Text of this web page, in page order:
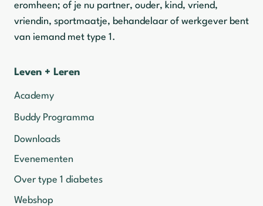
eromheen; of je nu partner, ouder, kind, vriend,
vriendin, sportmaatje, behandelaar of werkgever bent
van iemand met type 1.
Leven + Leren
Academy
Buddy Programma
Downloads
Evenementen
Over type 1 diabetes
Webshop